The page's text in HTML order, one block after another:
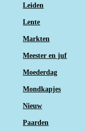
Leiden
Lente
Markten
Meester en juf
Moederdag
Mondkapjes
Nieuw
Paarden